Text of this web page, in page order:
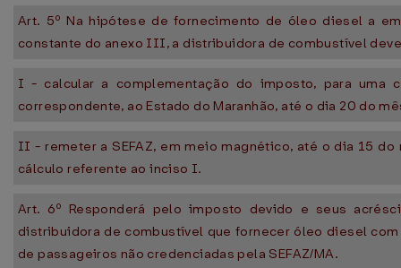
Art. 5º Na hipótese de fornecimento de óleo diesel a
constante do anexo III, a distribuidora de combustível
I - calcular a complementação do imposto, para uma
correspondente, ao Estado do Maranhão, até o dia 20 do
II - remeter a SEFAZ, em meio magnético, até o dia 15
cálculo referente ao inciso I.
Art. 6º Responderá pelo imposto devido e seus
distribuidora de combustível que fornecer óleo diesel
de passageiros não credenciadas pela SEFAZ/MA.